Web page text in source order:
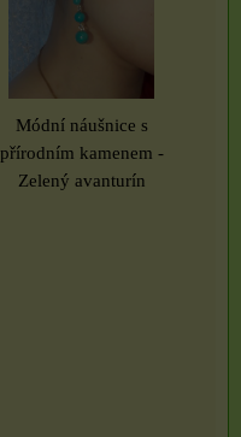
Módní náušnice s
přírodním kamenem -
Zelený avanturín